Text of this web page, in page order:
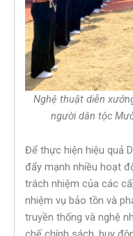
Nghệ thuật diễn
người dân tộc
Để thực hiện hiệu quả
đẩy mạnh nhiều hoạt
trách nhiệm của các
nhiệm vụ bảo tồn và
truyền thống và nghệ